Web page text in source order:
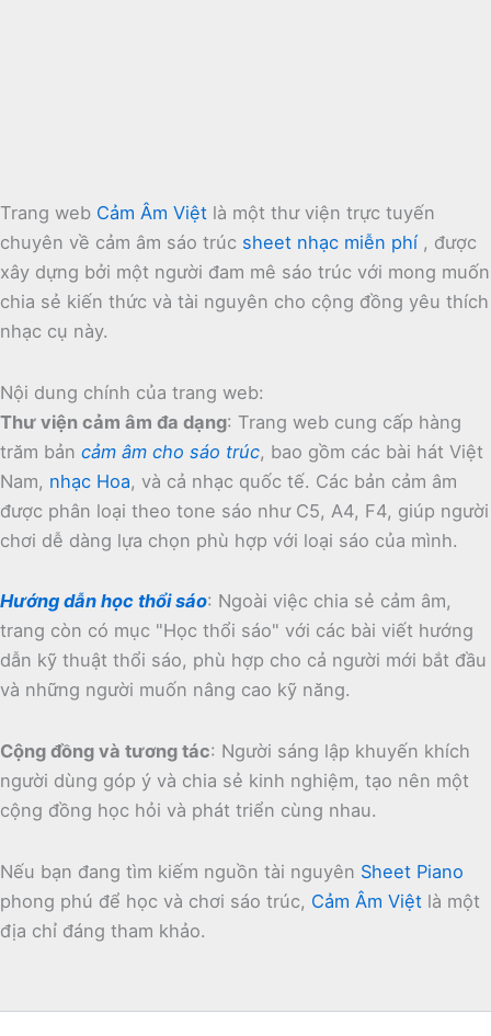
Trang web Cảm Âm Việt là một thư viện trực tuyến
chuyên về cảm âm sáo trúc sheet nhạc miễn phí , được
xây dựng bởi một người đam mê sáo trúc với mong muốn
chia sẻ kiến thức và tài nguyên cho cộng đồng yêu thích
nhạc cụ này.
Nội dung chính của trang web:
Thư viện cảm âm đa dạng: Trang web cung cấp hàng
trăm bản cảm âm cho sáo trúc, bao gồm các bài hát Việt
Nam, nhạc Hoa, và cả nhạc quốc tế. Các bản cảm âm
được phân loại theo tone sáo như C5, A4, F4, giúp người
chơi dễ dàng lựa chọn phù hợp với loại sáo của mình.
Hướng dẫn học thổi sáo: Ngoài việc chia sẻ cảm âm,
trang còn có mục "Học thổi sáo" với các bài viết hướng
dẫn kỹ thuật thổi sáo, phù hợp cho cả người mới bắt đầu
và những người muốn nâng cao kỹ năng.
Cộng đồng và tương tác: Người sáng lập khuyến khích
người dùng góp ý và chia sẻ kinh nghiệm, tạo nên một
cộng đồng học hỏi và phát triển cùng nhau.
Nếu bạn đang tìm kiếm nguồn tài nguyên Sheet Piano
phong phú để học và chơi sáo trúc, Cảm Âm Việt là một
địa chỉ đáng tham khảo.